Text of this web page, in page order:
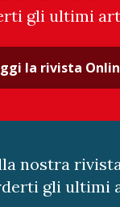
gli ultimi
la rivista
nostra
gli ultimi